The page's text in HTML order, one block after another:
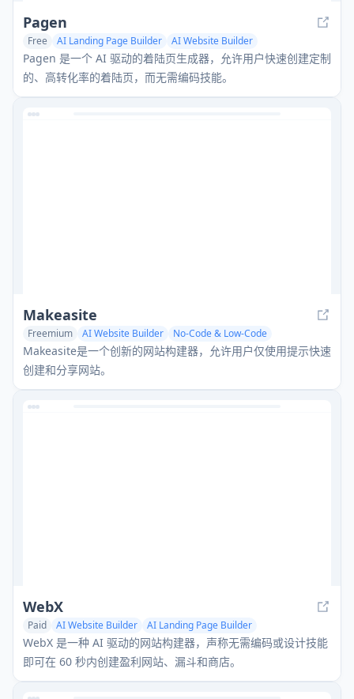
Pagen
Free AI Landing Page Builder
AI Website Builder
No-Code & Low-Code
Pagen 是一个 AI 驱动的着陆页生成器，允许用户快速创建定制
的、高转化率的着陆页，而无需编码技能。
Makeasite
Freemium AI Website Builder
No-Code & Low-Code
AI Website Designer
Makeasite是一个创新的网站构建器，允许用户仅使用提示快速
创建和分享网站。
WebX
Paid AI Website Builder
AI Landing Page Builder
AI E-commerce Tools
WebX 是一种 AI 驱动的网站构建器，声称无需编码或设计技能
即可在 60 秒内创建盈利网站、漏斗和商店。